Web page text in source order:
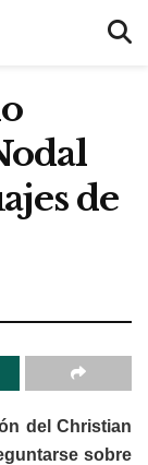
de
del Christian
sobre